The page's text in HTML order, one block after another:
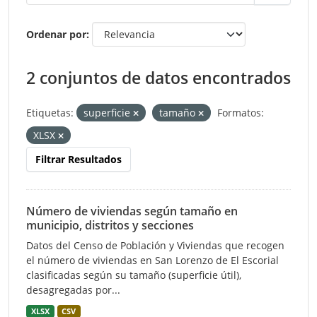
Ordenar por
2 conjuntos de datos encontrados
Etiquetas: superficie tamaño
Formatos:
XLSX
Filtrar Resultados
Número de viviendas según tamaño en
municipio, distritos y secciones
Datos del Censo de Población y Viviendas que recogen
el número de viviendas en San Lorenzo de El Escorial
clasificadas según su tamaño (superficie útil),
desagregadas por...
XLSX CSV